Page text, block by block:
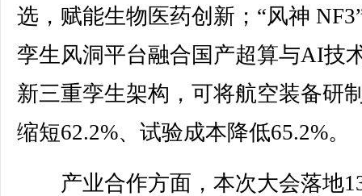
选，赋能生物医药创新；“风神
孪生风洞平台融合国产超算与AI技
新三重孪生架构，可将航空装备研
缩短62.2%、试验成本降低65.2%。
产业合作方面，本次大会落地